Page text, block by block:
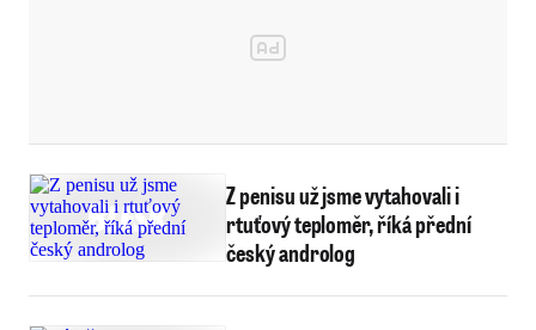
Z penisu už jsme vytahovali i
rtuťový teploměr, říká přední
český androlog